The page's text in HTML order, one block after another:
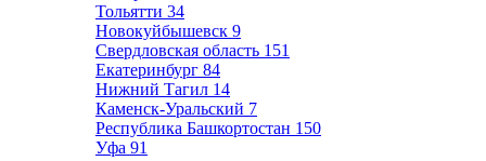
Тольятти 34
Новокуйбышевск 9
Свердловская область 151
Екатеринбург 84
Нижний Тагил 14
Каменск-Уральский 7
Республика Башкортостан 150
Уфа 91